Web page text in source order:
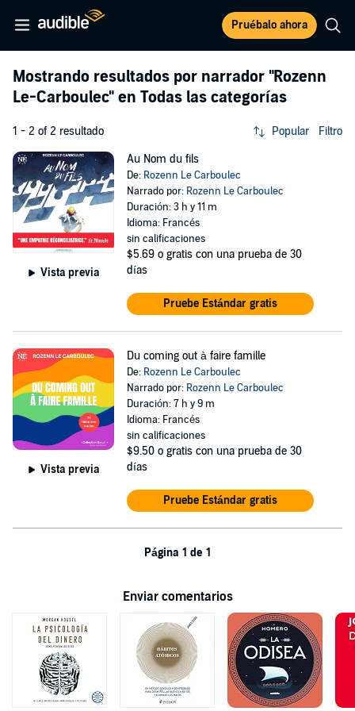
Pruébalo ahora
Mostrando resultados por narrador "Rozenn
Le-Carboulec" en Todas las categorías
1 - 2 of 2 resultado Popular Filtro
Vista previa
Au Nom du fils
De: Rozenn Le Carboulec
Narrado por: Rozenn Le Carboulec
Duración: 3 h y 11 m
Idioma: Francés
sin calificaciones
$5.69 o gratis con una prueba de 30
días
Pruebe Estándar gratis
Vista previa
Du coming out à faire famille
De: Rozenn Le Carboulec
Narrado por: Rozenn Le Carboulec
Duración: 7 h y 9 m
Idioma: Francés
sin calificaciones
$9.50 o gratis con una prueba de 30
días
Pruebe Estándar gratis
Página 1 de 1
Enviar comentarios